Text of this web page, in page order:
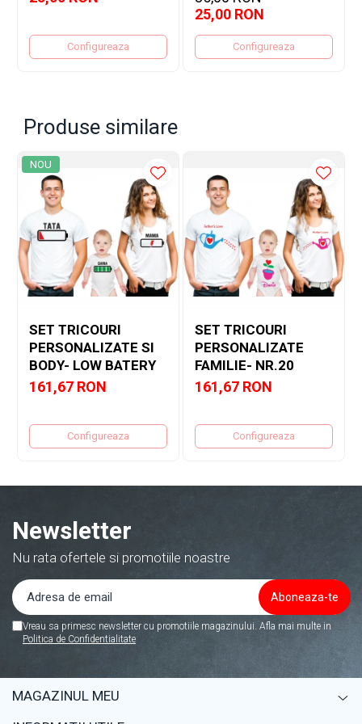
Configureaza
25,00 RON
Configureaza
Produse similare
NOU
SET TRICOURI
PERSONALIZATE SI
BODY- LOW BATERY
161,67 RON
Configureaza
SET TRICOURI
PERSONALIZATE
FAMILIE- NR.20
161,67 RON
Configureaza
Newsletter
Nu rata ofertele si promotiile noastre
Vreau sa primesc newsletter cu promotiile magazinului. Afla mai multe in
Politica de Confidentialitate
MAGAZINUL MEU